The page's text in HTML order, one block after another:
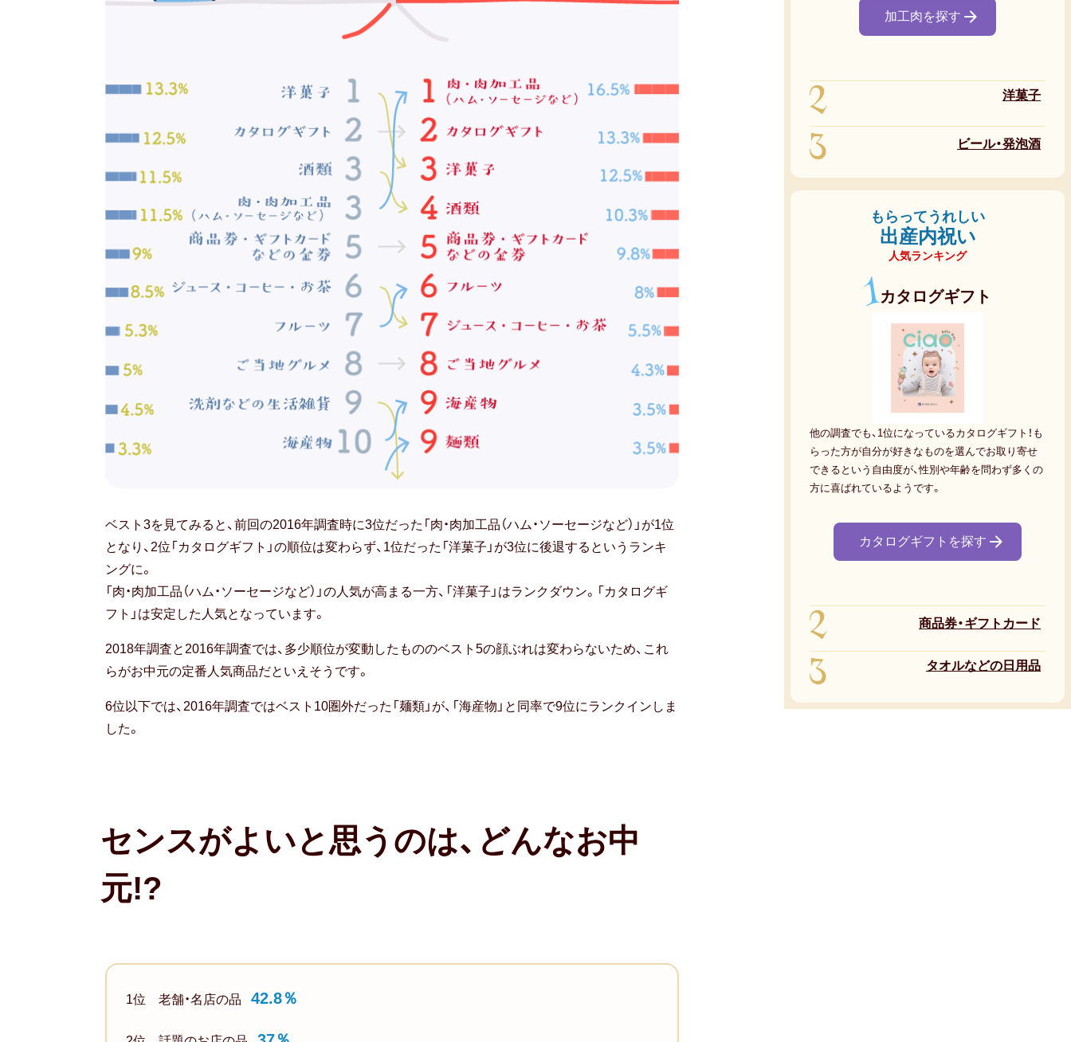
も
ら
っ
て
一
う
れ
か
っ
ベ
ス
ト
10
2018
ベスト3を見てみると、前回の2016年調査時に3位だった「肉・肉加工品（ハム・ソーセージなど）」が1位
となり、2位「カタログギフト」の順位は変わらず、1位だった「洋菓子」が3位に後退するというランキ
ングに。
「肉・肉加工品（ハム・ソーセージなど）」の人気が高まる一方、「洋菓子」はランクダウン。「カタログギ
フト」は安定した人気となっています。
2018年調査と2016年調査では、多少順位が変動したもののベスト5の顔ぶれは変わらないため、これ
らがお中元の定番人気商品だといえそうです。
6位以下では、2016年調査ではベスト10圏外だった「麺類」が、「海産物」と同率で9位にランクインしま
した。
センスがよいと思うのは、どんなお中
元!?
1位 老舗・名店の品 42.8％
加工肉を探す
2 洋菓子
3 ビール・発泡酒
もらってうれしい
出産内祝い
人気ランキング
1カタログギフト
他の調査でも、1位になっているカタログギフト！も
らった方が自分が好きなものを選んでお取り寄せ
できるという自由度が、性別や年齢を問わず多くの
方に喜ばれているようです。
カタログギフトを探す
2 商品券・ギフトカード
3 タオルなどの日用品